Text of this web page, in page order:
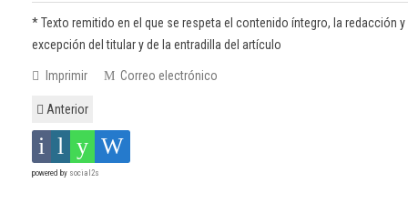
* Texto remitido en el que se respeta el contenido íntegro, la redacción
excepción del titular y de la entradilla del artículo
Imprimir Correo electrónico
Anterior
powered by social2s